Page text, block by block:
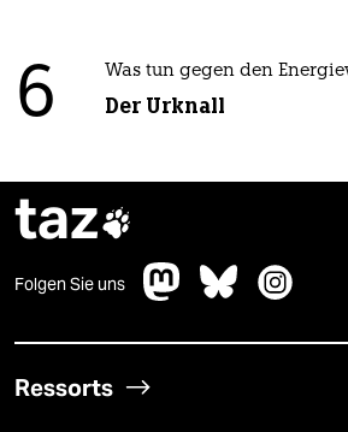
6 Was tun gegen den
Der Urknall
taz
Folgen Sie uns
Ressorts